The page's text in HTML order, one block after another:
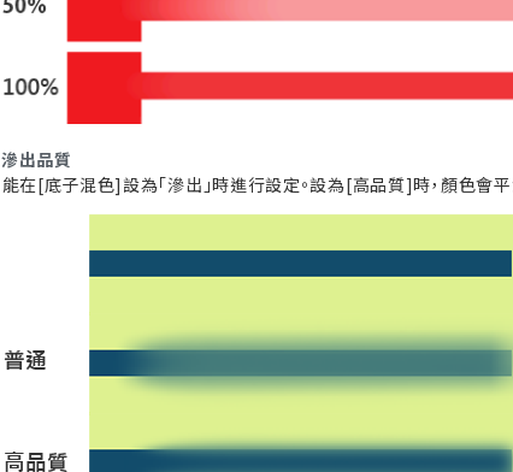
滲出品質
能在[底子混色]設為「滲出」時進行設定。設為[高品質]時，顏色